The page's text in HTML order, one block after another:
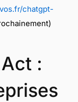
chatgpt-
: